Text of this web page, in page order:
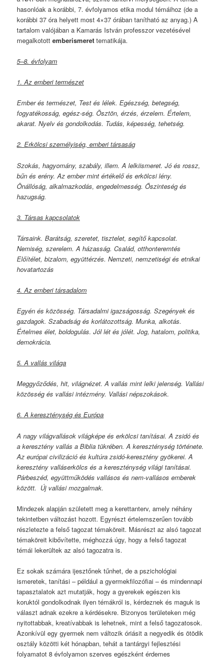
hasonlóak a korábbi, 7. évfolyamos etika modul témáihoz (de a
korábbi 37 óra helyett most 4×37 órában tanítható az anyag.) A
tartalom valójában a Kamarás István professzor vezetésével
megalkotottemberismeret tematikája.
5–8. évfolyam
1. Az emberi természet
Ember és természet, Test és lélek. Egészség, betegség,
fogyatékosság, egész-ség. Ösztön, érzés, érzelem. Értelem,
akarat. Nyelv és gondolkodás. Tudás, képesség, tehetség.
2. Erkölcsi személyiség, emberi társaság
Szokás, hagyomány, szabály, illem. A lelkiismeret. Jó és rossz,
bűn és erény. Az ember mint értékelő és erkölcsi lény.
Önállóság, alkalmazkodás, engedelmesség. Őszinteség és
hazugság.
3. Társas kapcsolatok
Társaink. Barátság, szeretet, tisztelet, segítő kapcsolat.
Nemiség, szerelem. A házasság. Család, otthonteremtés
Előítélet, bizalom, együttérzés. Nemzeti, nemzetiségi és etnikai
hovatartozás
4. Az emberi társadalom
Egyén és közösség. Társadalmi igazságosság. Szegények és
gazdagok. Szabadság és korlátozottság. Munka, alkotás.
Értelmes élet, boldogulás. Jól lét és jólét. Jog, hatalom, politika,
demokrácia.
5. A vallás világa
Meggyőződés, hit, világnézet. A vallás mint lelki jelenség. Vallási
közösség és vallási intézmény. Vallási népszokások.
6. A kereszténység és Európa
A nagy világvallások világképe és erkölcsi tanításai. A zsidó és
a keresztény vallás a Biblia tükrében. A kereszténység története.
Az európai civilizáció és kultúra zsidó-keresztény gyökerei. A
keresztény valláserkölcs és a kereszténység világi tanításai.
Párbeszéd, együttműködés vallásos és nem-vallásos emberek
között. Új vallási mozgalmak.
Mindezek alapján született meg a kerettanterv, amely néhány
tekintetben változást hozott. Egyrészt értelemszerűen tovább
részletezte a felső tagozat témaköreit. Másrészt az alsó tagozat
témaköreit kibővítette, méghozzá úgy, hogy a felső tagozat
témái lekerültek az alsó tagozatra is.
Ez sokak számára ijesztőnek tűnhet, de a pszichológiai
ismeretek, tanítási – például a gyermekfilozófiai – és mindennapi
tapasztalatok azt mutatják, hogy a gyerekek egészen kis
koruktól gondolkodnak ilyen témákról is, kérdeznek és maguk is
választ adnak ezekre a kérdésekre. Bizonyos területeken még
nyitottabbak, kreatívabbak is lehetnek, mint a felső tagozatosok.
Azonkívül egy gyermek nem változik óriásit a negyedik és ötödik
osztály közötti két hónapban, tehát a tantárgyi fejlesztési
folyamatot 8 évfolyamon szerves egészként érdemes